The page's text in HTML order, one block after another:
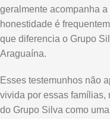
geralmente acompanha
honestidade é
que diferencia o Grupo
Araguaína.
Esses testemunhos não
vivida por essas famílias,
do Grupo Silva como